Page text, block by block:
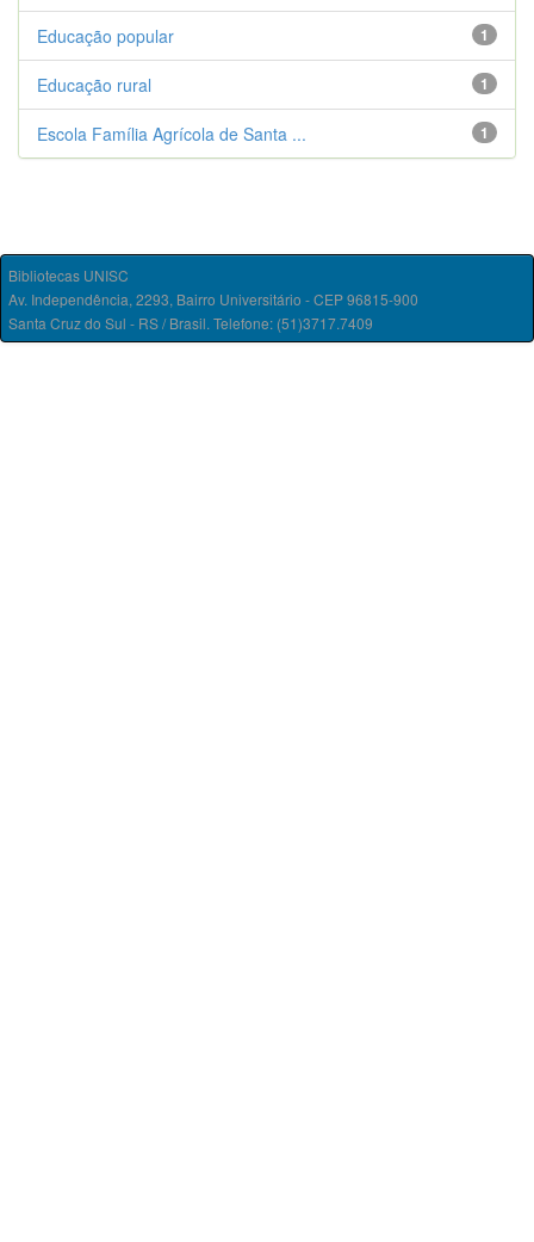
1
Educação popular
1
Educação rural
1
Escola Família Agrícola de Santa ...
Bibliotecas UNISC
Av. Independência, 2293, Bairro Universitário - CEP 96815-900
Santa Cruz do Sul - RS / Brasil. Telefone: (51)3717.7409